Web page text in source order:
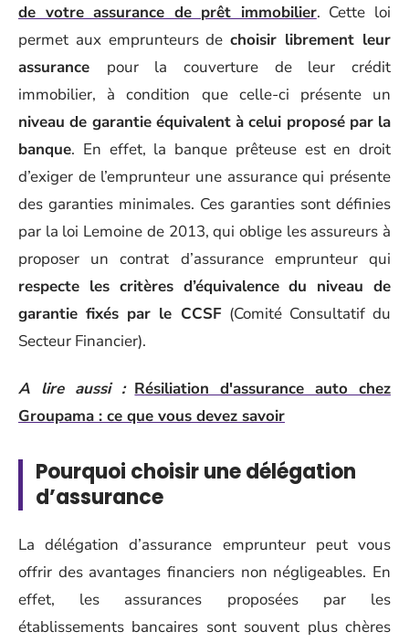
de votre assurance de prêt immobilier. Cette loi
permet aux emprunteurs dechoisir librement leur
assurance pour la couverture de leur crédit
immobilier, à condition que celle-ci présente un
niveau de garantie équivalent à celui proposé par la
banque. En effet, la banque prêteuse est en droit
d’exiger de l’emprunteur une assurance qui présente
des garanties minimales. Ces garanties sont définies
par la loi Lemoine de 2013, qui oblige les assureurs à
proposer un contrat d’assurance emprunteur qui
respecte les critères d’équivalence du niveau de
garantie fixés par le CCSF(Comité Consultatif du
Secteur Financier).
A lire aussi : Résiliation d'assurance auto chez
Groupama : ce que vous devez savoir
Pourquoi choisir une délégation
d’assurance
La délégation d’assurance emprunteur peut vous
offrir des avantages financiers non négligeables. En
effet, les assurances proposées par les
établissements bancaires sont souvent plus chères